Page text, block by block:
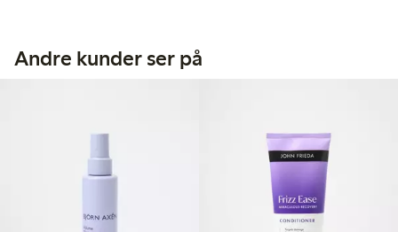
Andre kunder ser på